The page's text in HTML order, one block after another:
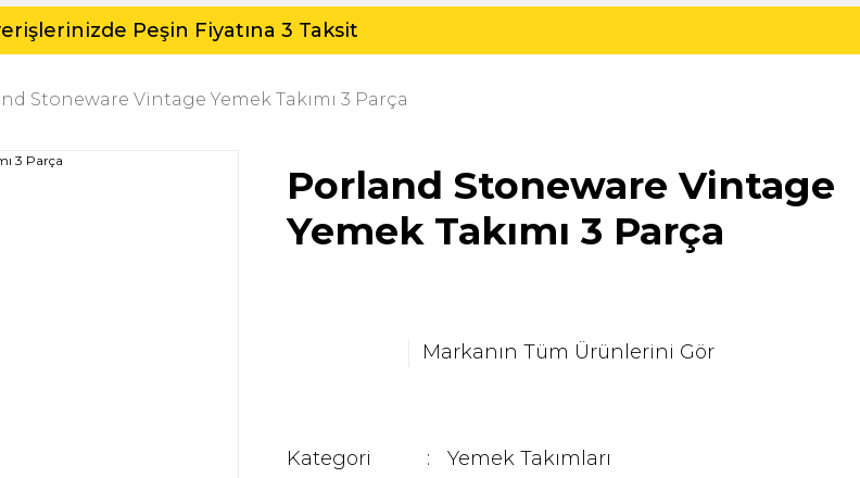
Peşin Fiyatına 3 Taksit
Stoneware Vintage Yemek Takımı 3 Parça
Porland Stoneware Vintage
Yemek Takımı 3 Parça
Markanın Tüm Ürünlerini Gör
Kategori
Yemek Takımları